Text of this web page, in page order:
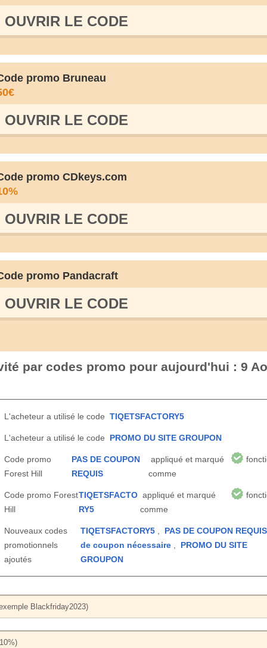
OUVRIR LE СODE
promo Bruneau
OUVRIR LE СODE
promo CDkeys.com
OUVRIR LE СODE
promo Pandacraft
OUVRIR LE СODE
par codes promo pour aujourd'hui : 9
L'acheteur a utilisé le code TIQETSFACTORY5
L'acheteur a utilisé le code PROMO DU SITE GROUPON
Code promo
Forest Hill
PAS DE COUPON
REQUIS
appliqué et marqué
comme
Code promo Forest
Hill
TIQETSFACTO
RY5
appliqué et marqué
comme
Nouveaux codes
promotionnels
ajoutés
TIQETSFACTORY5
PAS DE COUPON REQUIS
de coupon nécessaire
PROMO DU SITE
GROUPON